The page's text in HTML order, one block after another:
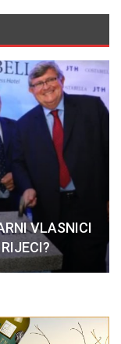
VLASNICI